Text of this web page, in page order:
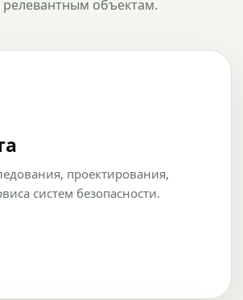
объектам.
проектирования,
систем безопасности.